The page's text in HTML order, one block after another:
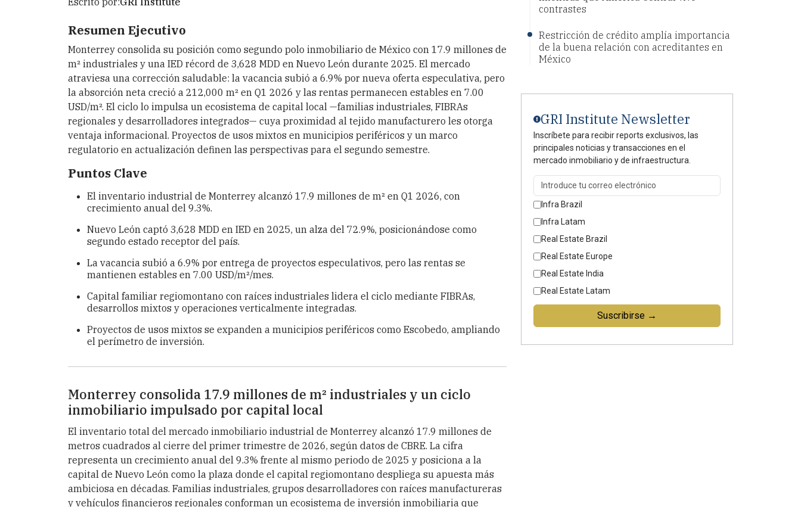
Resumen Ejecutivo
Monterrey consolida su posición como segundo polo inmobiliario de México con 17.9 millones de
m² industriales y una IED récord de 3,628 MDD en Nuevo León durante 2025. El mercado
atraviesa una corrección saludable: la vacancia subió a 6.9% por nueva oferta especulativa, pero
la absorción neta creció a 212,000 m² en Q1 2026 y las rentas permanecen estables en 7.00
USD/m². El ciclo lo impulsa un ecosistema de capital local —familias industriales, FIBRAs
regionales y desarrolladores integrados— cuya proximidad al tejido manufacturero les otorga
ventaja informacional. Proyectos de usos mixtos en municipios periféricos y un marco
regulatorio en actualización definen las perspectivas para el segundo semestre.
Puntos Clave
El inventario industrial de Monterrey alcanzó 17.9 millones de m² en Q1 2026, con
crecimiento anual del 9.3%.
Nuevo León captó 3,628 MDD en IED en 2025, un alza del 72.9%, posicionándose como
segundo estado receptor del país.
La vacancia subió a 6.9% por entrega de proyectos especulativos, pero las rentas se
mantienen estables en 7.00 USD/m²/mes.
Capital familiar regiomontano con raíces industriales lidera el ciclo mediante FIBRAs,
desarrollos mixtos y operaciones verticalmente integradas.
Proyectos de usos mixtos se expanden a municipios periféricos como Escobedo, ampliando
el perímetro de inversión.
Monterrey consolida 17.9 millones de m² industriales y un ciclo
inmobiliario impulsado por capital local
El inventario total del mercado inmobiliario industrial de Monterrey alcanzó 17.9 millones de
metros cuadrados al cierre del primer trimestre de 2026, según datos de CBRE. La cifra
representa un crecimiento anual del 9.3% frente al mismo periodo de 2025 y posiciona a la
capital de Nuevo León como la plaza donde el capital regiomontano despliega su apuesta más
ambiciosa en décadas. Familias industriales, grupos desarrolladores con raíces manufactureras
y vehículos financieros regionales conforman un ecosistema de inversión inmobiliaria que
contrastes
Restricción de crédito amplía importancia
de la buena relación con acreditantes en
México
GRI Institute Newsletter
Inscríbete para recibir reports exclusivos, las
principales noticias y transacciones en el
mercado inmobiliario y de infraestructura.
Infra Brazil
Infra Latam
Real Estate Brazil
Real Estate Europe
Real Estate India
Real Estate Latam
Suscribirse →